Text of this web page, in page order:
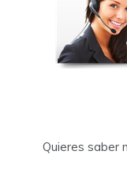
Quieres saber